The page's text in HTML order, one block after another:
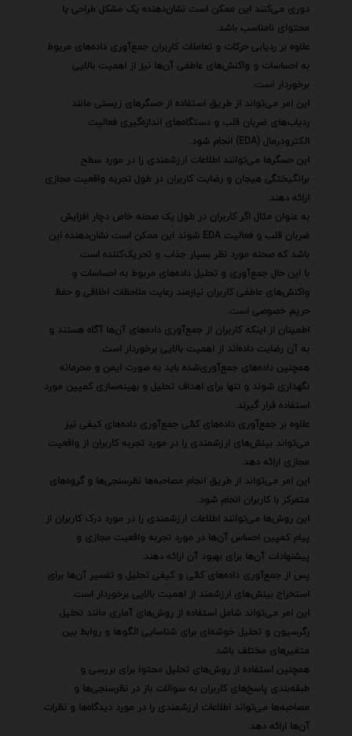
دوری می‌کنند این ممکن است نشان‌دهنده یک مشکل طراحی یا
محتوای نامناسب باشد.
علاوه بر ردیابی حرکات و تعاملات کاربران جمع‌آوری داده‌های مربوط
به احساسات و واکنش‌های عاطفی آن‌ها نیز از اهمیت بالایی
برخوردار است.
این امر می‌تواند از طریق استفاده از حسگرهای زیستی مانند
ردیاب‌های ضربان قلب و دستگاه‌های اندازه‌گیری فعالیت
الکترودرمال (EDA) انجام شود.
این حسگرها می‌توانند اطلاعات ارزشمندی را در مورد سطح
برانگیختگی هیجان و رضایت کاربران در طول تجربه واقعیت مجازی
ارائه دهند.
به عنوان مثال اگر کاربران در طول یک صحنه خاص دچار افزایش
ضربان قلب و فعالیت EDA شوند این ممکن است نشان‌دهنده این
باشد که صحنه مورد نظر بسیار جذاب و تحریک‌کننده است.
با این حال جمع‌آوری و تحلیل داده‌های مربوط به احساسات و
واکنش‌های عاطفی کاربران نیازمند رعایت ملاحظات اخلاقی و حفظ
حریم خصوصی است.
اطمینان از اینکه کاربران از جمع‌آوری داده‌های آن‌ها آگاه هستند و
به آن رضایت داده‌اند از اهمیت بالایی برخوردار است.
همچنین داده‌های جمع‌آوری‌شده باید به صورت ایمن و محرمانه
نگهداری شوند و تنها برای اهداف تحلیل و بهینه‌سازی کمپین مورد
استفاده قرار گیرند.
علاوه بر جمع‌آوری داده‌های کمّی جمع‌آوری داده‌های کیفی نیز
می‌تواند بینش‌های ارزشمندی را در مورد تجربه کاربران از واقعیت
مجازی ارائه دهد.
این امر می‌تواند از طریق انجام مصاحبه‌ها نظرسنجی‌ها و گروه‌های
متمرکز با کاربران انجام شود.
این روش‌ها می‌توانند اطلاعات ارزشمندی را در مورد درک کاربران از
پیام کمپین احساس آن‌ها در مورد تجربه واقعیت مجازی و
پیشنهادات آن‌ها برای بهبود آن ارائه دهند.
پس از جمع‌آوری داده‌های کمّی و کیفی تحلیل و تفسیر آن‌ها برای
استخراج بینش‌های ارزشمند از اهمیت بالایی برخوردار است.
این امر می‌تواند شامل استفاده از روش‌های آماری مانند تحلیل
رگرسیون و تحلیل خوشه‌ای برای شناسایی الگوها و روابط بین
متغیرهای مختلف باشد.
همچنین استفاده از روش‌های تحلیل محتوا برای بررسی و
طبقه‌بندی پاسخ‌های کاربران به سوالات باز در نظرسنجی‌ها و
مصاحبه‌ها می‌تواند اطلاعات ارزشمندی را در مورد دیدگاه‌ها و نظرات
آن‌ها ارائه دهد.